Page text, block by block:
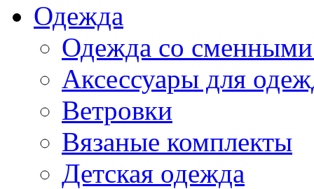
Одежда
Одежда со сменными
Аксессуары для
Ветровки
Вязаные комплекты
Детская одежда